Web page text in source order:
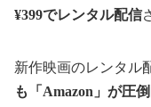
¥399でレンタル配信
新作映画のレンタル
も「Amazon」が圧